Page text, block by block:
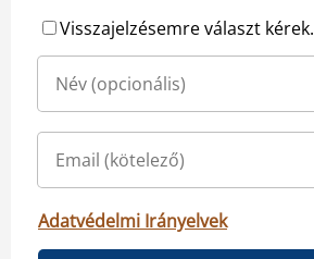
Visszajelzésemre választ kérek.
Adatvédelmi Irányelvek